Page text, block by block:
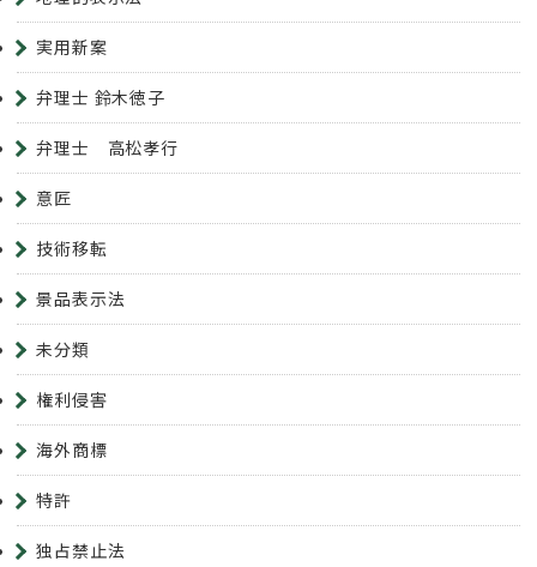
実用新案
弁理士 鈴木徳子
弁理士 高松孝行
意匠
技術移転
景品表示法
未分類
権利侵害
海外商標
特許
独占禁止法